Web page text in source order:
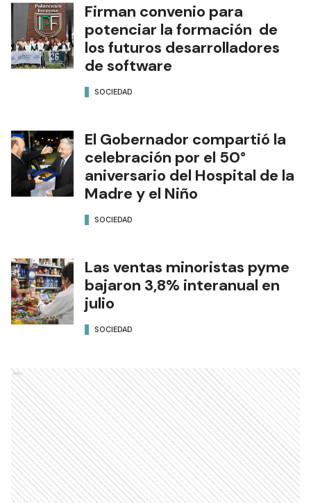
Firman convenio para
potenciar la formación de
los futuros desarrolladores
de software
SOCIEDAD
El Gobernador compartió la
celebración por el 50°
aniversario del Hospital de la
Madre y el Niño
SOCIEDAD
Las ventas minoristas pyme
bajaron 3,8% interanual en
julio
SOCIEDAD
Ads